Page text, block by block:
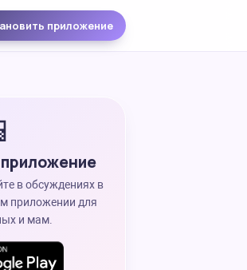
приложение
в обсуждениях в
приложении для
и мам.